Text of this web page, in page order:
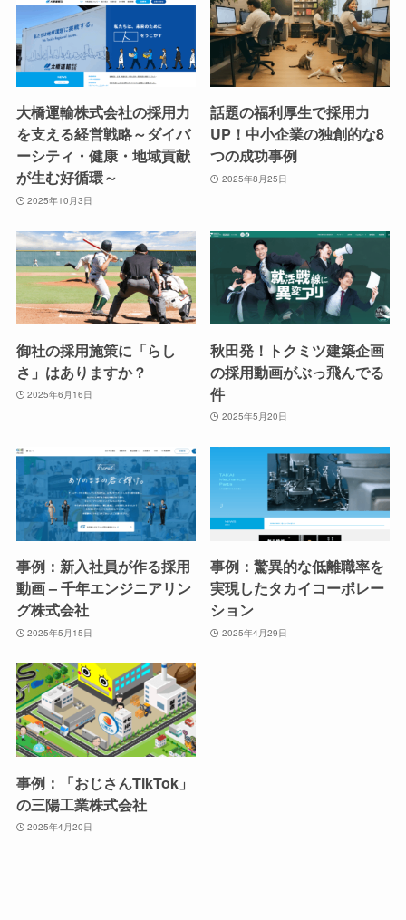
大橋運輸株式会社の採用力
を支える経営戦略～ダイバ
ーシティ・健康・地域貢献
が生む好循環～
2025年10月3日
話題の福利厚生で採用力
UP！中小企業の独創的な8
つの成功事例
2025年8月25日
御社の採用施策に「らし
さ」はありますか？
2025年6月16日
秋田発！トクミツ建築企画
の採用動画がぶっ飛んでる
件
2025年5月20日
事例：新入社員が作る採用
動画 – 千年エンジニアリン
グ株式会社
2025年5月15日
事例：驚異的な低離職率を
実現したタカイコーポレー
ション
2025年4月29日
事例：「おじさんTikTok」
の三陽工業株式会社
2025年4月20日